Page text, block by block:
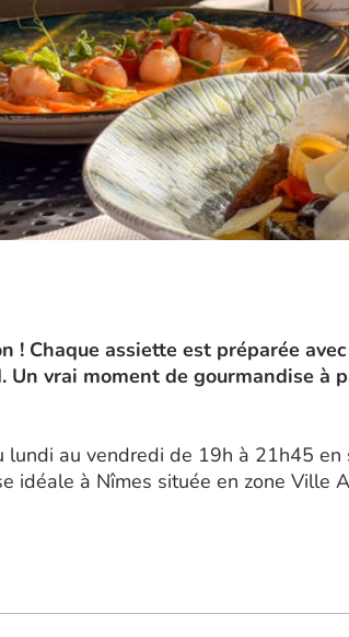
Chaque assiette est préparée
Un vrai moment de gourmandise à
au vendredi de 19h à 21h45 en
idéale à Nîmes située en zone Ville